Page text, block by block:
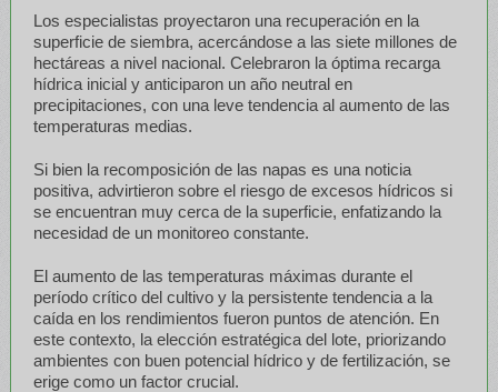
Los especialistas proyectaron una recuperación en la
superficie de siembra, acercándose a las siete millones de
hectáreas a nivel nacional. Celebraron la óptima recarga
hídrica inicial y anticiparon un año neutral en
precipitaciones, con una leve tendencia al aumento de las
temperaturas medias.
Si bien la recomposición de las napas es una noticia
positiva, advirtieron sobre el riesgo de excesos hídricos si
se encuentran muy cerca de la superficie, enfatizando la
necesidad de un monitoreo constante.
El aumento de las temperaturas máximas durante el
período crítico del cultivo y la persistente tendencia a la
caída en los rendimientos fueron puntos de atención. En
este contexto, la elección estratégica del lote, priorizando
ambientes con buen potencial hídrico y de fertilización, se
erige como un factor crucial.